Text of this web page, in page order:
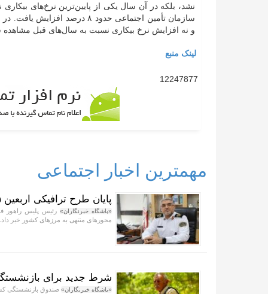
نشد، بلکه در آن سال یکی از پایین‌ترین نرخ‌های
سازمان تأمین اجتماعی حدود ۸
و نه افزایش نرخ بیکاری نسبت به سال‌های قبل
لینک منبع
12247877
مهمترین اخبار اجتماعی
پایان طرح ترافیکی اربعین ۱۴۰۵ پلیس راهور فراجا با ثبت ۶۷ میلیون تردد
«باشگاه خبرنگاران»
محور‌های منتهی به مرز‌های کشور خبر داد.
شرط جدید برای
«باشگاه خبرنگاران» صندوق بازنشستگی